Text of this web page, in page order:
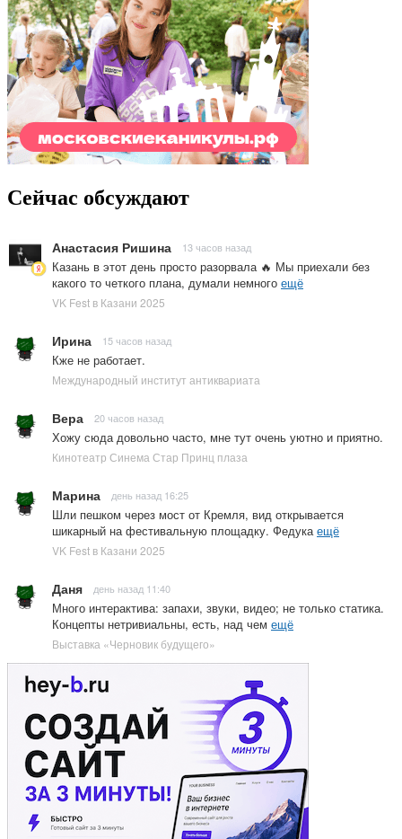
Сейчас обсуждают
Анастасия Ришина 13 часов назад
Казань в этот день просто разорвала 🔥 Мы приехали без
какого то четкого плана, думали немного ещё
VK Fest в Казани 2025
Ирина 15 часов назад
Кже не работает.
Международный институт антиквариата
Вера 20 часов назад
Хожу сюда довольно часто, мне тут очень уютно и приятно.
Кинотеатр Синема Стар Принц плаза
Марина день назад 16:25
Шли пешком через мост от Кремля, вид открывается
шикарный на фестивальную площадку. Федука ещё
VK Fest в Казани 2025
Даня день назад 11:40
Много интерактива: запахи, звуки, видео; не только статика.
Концепты нетривиальны, есть, над чем ещё
Выставка «Черновик будущего»